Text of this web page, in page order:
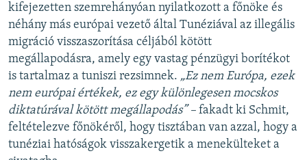
kifejezetten szemrehányóan nyilatkozott a főnöke és
néhány más európai vezető által Tunéziával az illegális
migráció visszaszorítása céljából kötött
megállapodásra, amely egy vastag pénzügyi borítékot
is tartalmaz a tuniszi rezsimnek. „Ez nem Európa, ezek
nem európai értékek, ez egy különlegesen mocskos
diktatúrával kötött megállapodás” – fakadt ki Schmit,
feltételezve főnökéről, hogy tisztában van azzal, hogy a
tunéziai hatóságok visszakergetik a menekülteket a